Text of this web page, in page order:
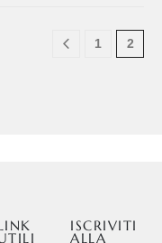
1 2
ISCRIVITI
ALLA